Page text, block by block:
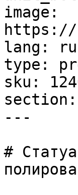
image:
https://
lang: ru
type:
sku:
section:
---
#